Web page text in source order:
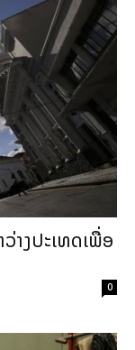
າງປະເທດເພື່ອ
0